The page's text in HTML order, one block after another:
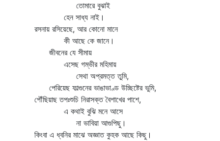
তোমারে বুঝাই
হেন সাধ্য নাই।
রসনায় রসিয়েছে, আর কোনো মানে
কী আছে কে জানে।
জীবনের যে সীমায়
এসেছ গম্ভীর মহিমায়
সেথা অপ্রমত্ত তুমি,
পেরিয়েছ ফাল্গুনের ভাঙাভাণ্ড উচ্ছিষ্টের ভুমি,
পৌঁছিয়াছ তপঃশুচি নিরাসক্ত বৈশাখের পাশে,
এ কথাই বুঝি মনে আসে
না ভাবিয়া আগুপিছু।
কিংবা এ ধ্বনির মাঝে অজ্ঞাত কুহক আছে কিছু।